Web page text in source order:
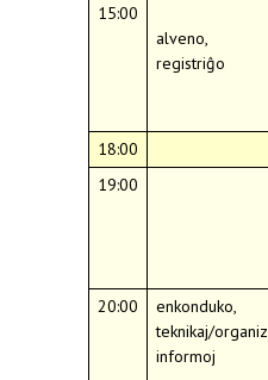
15:00
alveno,
registriĝo
18:00
19:00
20:00
enkonduko,
teknikaj/
informoj